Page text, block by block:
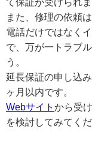
て保証が受けられま
また、修理の依頼
電話だけではなく
で、万が一トラブ
う。
延長保証の申し込
ヶ月以内です。
Webサイト から受
を検討してみてくだ